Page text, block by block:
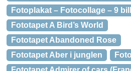
Fotoplakat – Fotocollage – 9
Fototapet A Bird’s World
Fototapet Abandoned Rose
Fototapet Aber i junglen